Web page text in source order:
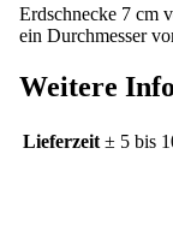
Erdschnecke 7 cm
ein Durchmesser
Weitere
Lieferzeit ± 5 bis